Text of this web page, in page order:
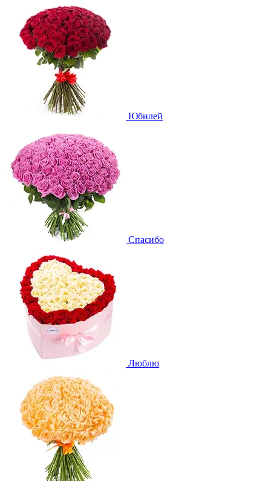
Юбилей
Спасибо
Люблю